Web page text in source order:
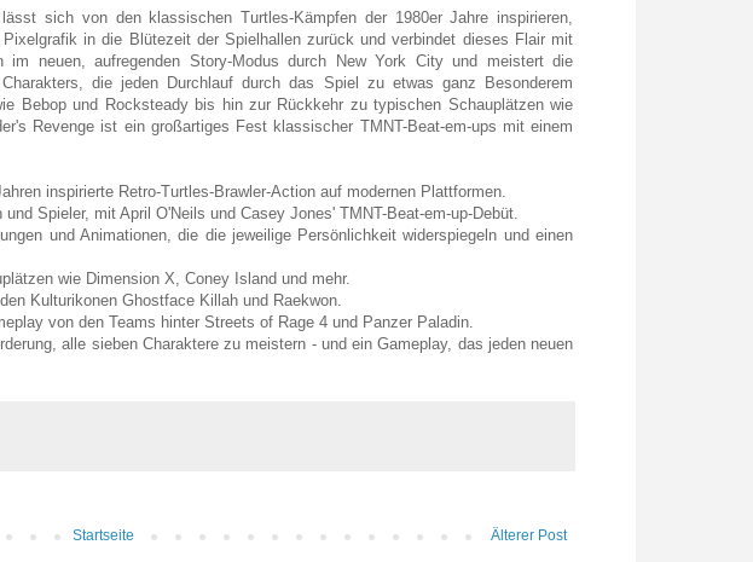
sich von den klassischen Turtles-Kämpfen der 1980er Jahre inspirieren,
in die Blütezeit der Spielhallen zurück und verbindet dieses Flair mit
im neuen, aufregenden Story-Modus durch New York City und meistert die
die jeden Durchlauf durch das Spiel zu etwas ganz Besonderem
Bebop und Rocksteady bis hin zur Rückkehr zu typischen Schauplätzen wie
Revenge ist ein großartiges Fest klassischer TMNT-Beat-em-ups mit einem
inspirierte Retro-Turtles-Brawler-Action auf modernen Plattformen.
Spieler, mit April O'Neils und Casey Jones' TMNT-Beat-em-up-Debüt.
und Animationen, die die jeweilige Persönlichkeit widerspiegeln und einen
wie Dimension X, Coney Island und mehr.
Kulturikonen Ghostface Killah und Raekwon.
von den Teams hinter Streets of Rage 4 und Panzer Paladin.
alle sieben Charaktere zu meistern - und ein Gameplay, das jeden neuen
Älterer Post
Startseite